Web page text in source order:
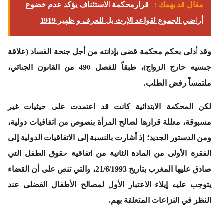
مقال قد يهمك :
قرارمحكمة الاستئناف يؤكد عدم خضوع
أراضي الجموع لقواعد الإرث بل للعرف و ظهير 1919
وقد أدلى بحكم محكمة قضى بإدانته من أجل جنحة الفساد (علاقة
جنسية خارج الزواج)، طبقاً للفصل 490 من القانون الجنائي،
ملتمساً رفض الطلب.
لكن المحكمة الابتدائية كانت قد اعتمدت على حيثيات غير
مسبوقة، معللة قرارها لصالح المرأة بنصوص من اتفاقيات دولية،
ومن الدستور الجديد؛ إذ أشارت بالنسبة إلى الاتفاقيات الدولية إلى
الفقرة الأولى من المادة الثانية من اتفاقية حقوق الطفل التي
صادق عليها المغرب بتاريخ 21/6/1993، والتي تنص على أن القضاء
يتوجب عليه إيلاء الاعتبار الأول لمصالح الأطفال الفضلى عند
النظر في النزاعات المتعلقة بهم.